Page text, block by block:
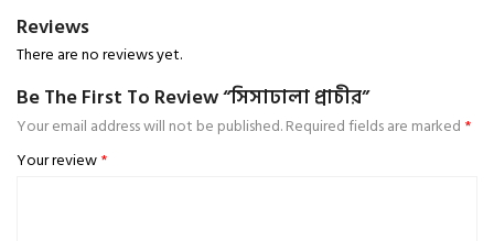
Reviews
There are no reviews yet.
Be The First To Review “সিসাঢালা প্রাচীর”
Your email address will not be published.Required fields are marked *
Your review*